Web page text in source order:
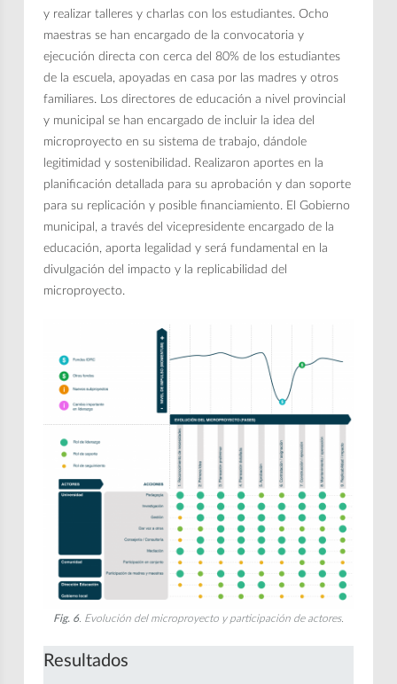
y realizar talleres y charlas con los estudiantes. Ocho
maestras se han encargado de la convocatoria y
ejecución directa con cerca del 80% de los estudiantes
de la escuela, apoyadas en casa por las madres y otros
familiares. Los directores de educación a nivel provincial
y municipal se han encargado de incluir la idea del
microproyecto en su sistema de trabajo, dándole
legitimidad y sostenibilidad. Realizaron aportes en la
planificación detallada para su aprobación y dan soporte
para su replicación y posible financiamiento. El Gobierno
municipal, a través del vicepresidente encargado de la
educación, aporta legalidad y será fundamental en la
divulgación del impacto y la replicabilidad del
microproyecto.
Fig. 6. Evolución del microproyecto y participación de actores.
Resultados